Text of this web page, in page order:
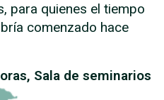
para quienes el tiempo
comenzado hace
Sala de seminarios